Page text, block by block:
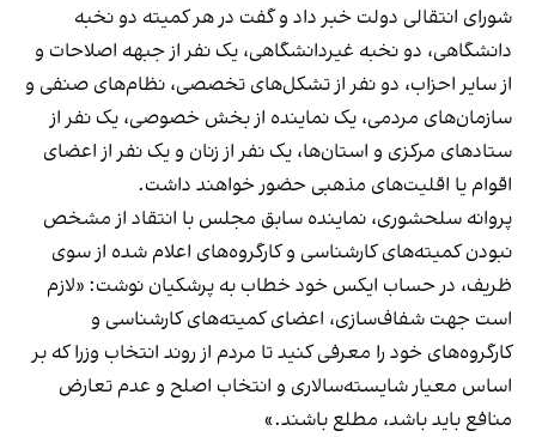
شورای انتقالی دولت خبر داد و گفت در هر کمیته دو نخبه
دانشگاهی، دو نخبه غیردانشگاهی، یک نفر از جبهه اصلاحات و
از سایر احزاب، دو نفر از تشکل‌های تخصصی، نظام‌های صنفی و
سازمان‌های مردمی، یک نماینده از بخش خصوصی، یک نفر از
ستادهای مرکزی و استان‌ها، یک نفر از زنان و یک نفر از اعضای
اقوام یا اقلیت‌های مذهبی حضور خواهند داشت.
پروانه سلحشوری، نماینده سابق مجلس با انتقاد از مشخص
نبودن کمیته‌های کارشناسی و کارگروه‌های اعلام شده از سوی
ظریف، در حساب ایکس خود خطاب به پرشکیان نوشت: «لازم
است جهت شفاف‌سازی، اعضای کمیته‌های کارشناسی و
کارگروه‌های خود را معرفی کنید تا مردم از روند انتخاب وزرا که بر
اساس معیار شایسته‌سالاری و انتخاب اصلح و عدم تعارض
منافع باید باشد، مطلع باشند.»